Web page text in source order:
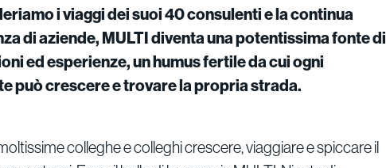
i viaggi dei suoi 40 consulenti e la continua
di aziende, MULTI diventa una potentissima fonte di
ed esperienze, un humus fertile da cui ogni
può crescere e trovare la propria strada.
colleghe e colleghi crescere, viaggiare e spiccare il